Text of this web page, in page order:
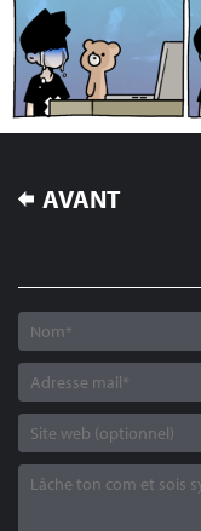
NAVIGATION
DE
AVANT